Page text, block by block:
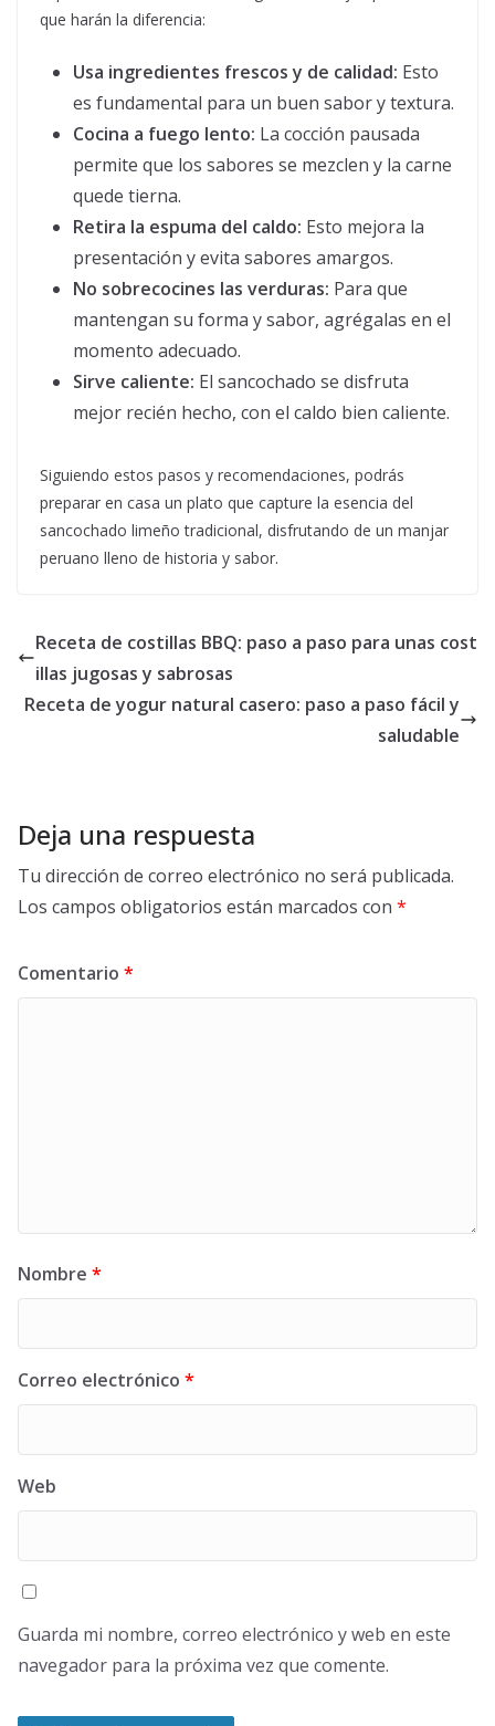
que harán la diferencia:
Usa ingredientes frescos y de calidad: Esto
es fundamental para un buen sabor y textura.
Cocina a fuego lento: La cocción pausada
permite que los sabores se mezclen y la carne
quede tierna.
Retira la espuma del caldo: Esto mejora la
presentación y evita sabores amargos.
No sobrecocines las verduras: Para que
mantengan su forma y sabor, agrégalas en el
momento adecuado.
Sirve caliente: El sancochado se disfruta
mejor recién hecho, con el caldo bien caliente.
Siguiendo estos pasos y recomendaciones, podrás
preparar en casa un plato que capture la esencia del
sancochado limeño tradicional, disfrutando de un manjar
peruano lleno de historia y sabor.
Receta de costillas BBQ: paso a paso para unas cost
illas jugosas y sabrosas
Receta de yogur natural casero: paso a paso fácil y
saludable
Deja una respuesta
Tu dirección de correo electrónico no será publicada.
Los campos obligatorios están marcados con *
Comentario *
Nombre *
Correo electrónico *
Web
Guarda mi nombre, correo electrónico y web en este
navegador para la próxima vez que comente.